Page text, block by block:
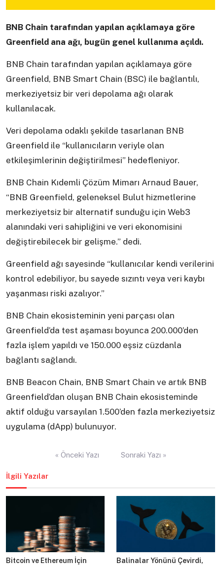
BNB Chain tarafından yapılan açıklamaya göre
Greenfield ana ağı, bugün genel kullanıma açıldı.
BNB Chain tarafından yapılan açıklamaya göre
Greenfield, BNB Smart Chain (BSC) ile bağlantılı,
merkeziyetsiz bir veri depolama ağı olarak
kullanılacak.
Veri depolama odaklı şekilde tasarlanan BNB
Greenfield ile “kullanıcıların veriyle olan
etkileşimlerinin değiştirilmesi” hedefleniyor.
BNB Chain Kıdemli Çözüm Mimarı Arnaud Bauer,
“BNB Greenfield, geleneksel Bulut hizmetlerine
merkeziyetsiz bir alternatif sunduğu için Web3
alanındaki veri sahipliğini ve veri ekonomisini
değiştirebilecek bir gelişme.” dedi.
Greenfield ağı sayesinde “kullanıcılar kendi verilerini
kontrol edebiliyor, bu sayede sızıntı veya veri kaybı
yaşanması riski azalıyor.”
BNB Chain ekosisteminin yeni parçası olan
Greenfield’da test aşaması boyunca 200.000’den
fazla işlem yapıldı ve 150.000 eşsiz cüzdanla
bağlantı sağlandı.
BNB Beacon Chain, BNB Smart Chain ve artık BNB
Greenfield’dan oluşan BNB Chain ekosisteminde
aktif olduğu varsayılan 1.500’den fazla merkeziyetsiz
uygulama (dApp) bulunuyor.
« Önceki Yazı Sonraki Yazı »
İlgili Yazılar
Bitcoin ve Ethereum İçin Balinalar Yönünü Çevirdi,